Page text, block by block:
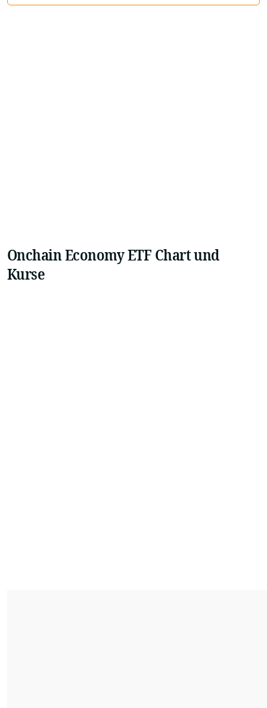
Onchain Economy ETF Chart und
Kurse